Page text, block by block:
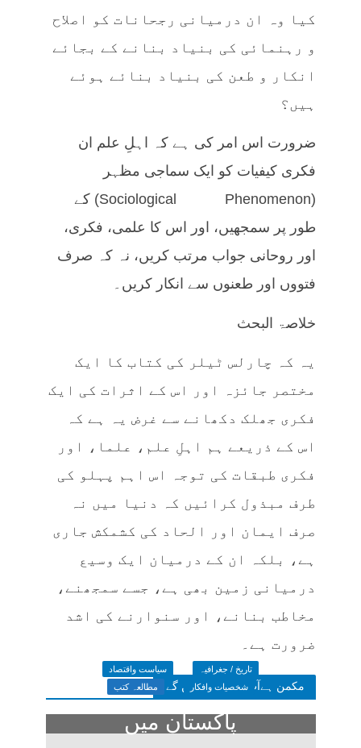
کیا وہ ان درمیانی رجحانات کو اصلاح
و رہنمائی کی بنیاد بنانے کے بجائے
انکار و طعن کی بنیاد بنائے ہوئے
ہیں؟
ضرورت اس امر کی ہے کہ اہلِ علم ان
فکری کیفیات کو ایک سماجی مظہر
(Sociological Phenomenon) کے
طور پر سمجھیں، اور اس کا علمی، فکری،
اور روحانی جواب مرتب کریں، نہ کہ صرف
فتووں اور طعنوں سے انکار کریں۔
خلاصۃ البحث
یہ کہ چارلس ٹیلر کی کتاب کا ایک
مختصر جائزہ اور اس کے اثرات کی ایک
فکری جھلک دکھانے سے غرض یہ ہے کہ
اس کے ذریعے ہم اہلِ علم، علما، اور
فکری طبقات کی توجہ اس اہم پہلو کی
طرف مبذول کرائیں کہ دنیا میں نہ
صرف ایمان اور الحاد کی کشمکش جاری
ہے، بلکہ ان کے درمیان ایک وسیع
درمیانی زمین بھی ہے، جسے سمجھنے،
مخاطب بنانے، اور سنوارنے کی اشد
ضرورت ہے۔
مکمن ہےآپ پسند فرمائیں گے
تاریخ / جغرافیہ
سیاست واقتصاد
شخصیات وافکار
مطالعہ کتب
پاکستان میں